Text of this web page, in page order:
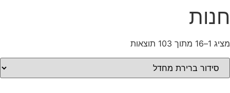
חנות
מציג 1–16 מתוך 103 תוצאות